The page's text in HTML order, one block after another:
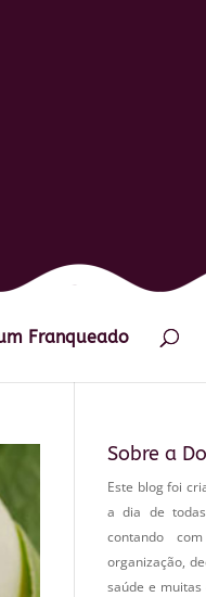
Franqueado
Sobre a
Este blog foi
a dia de
contando
organização,
saúde e